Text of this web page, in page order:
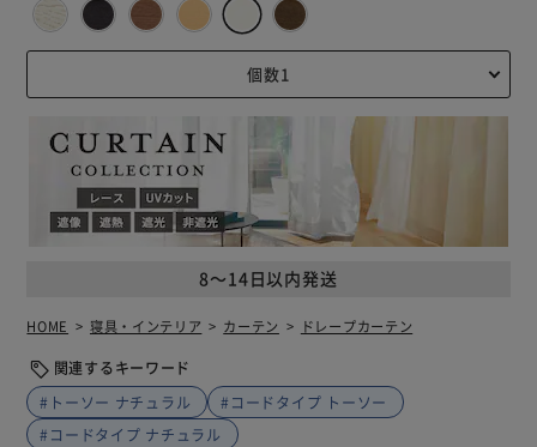
8～14日以内発送
HOME 寝具・インテリア カーテン ドレープカーテン
関連するキーワード
#トーソー ナチュラル
#コードタイプ トーソー
#コードタイプ ナチュラル